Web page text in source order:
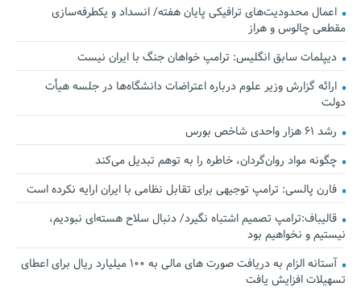
اعمال محدودیت‌های ترافیکی پایان هفته/ انسداد و یکطرفه‌سازی
مقطعی چالوس و هراز
دیپلمات سابق انگلیس:‌ ترامپ خواهان جنگ با ایران نیست
ارائه گزارش وزیر علوم درباره اعتراضات دانشگاه‌ها در جلسه هیأت
دولت
رشد ۶۱ هزار واحدی شاخص بورس
چگونه مواد روان‌گردان، خاطره را به توهم تبدیل می‌کند
فارن پالسی: ترامپ توجیهی برای تقابل نظامی با ایران ارایه نکرده است
قالیباف:ترامپ تصمیم اشتباه نگیرد/ دنبال سلاح هسته‌ای نبودیم،
نیستیم و نخواهیم بود
آستانه الزام به دریافت صورت های مالی به ۱۰۰ میلیارد ریال برای اعطای
تسهیلات افزایش یافت